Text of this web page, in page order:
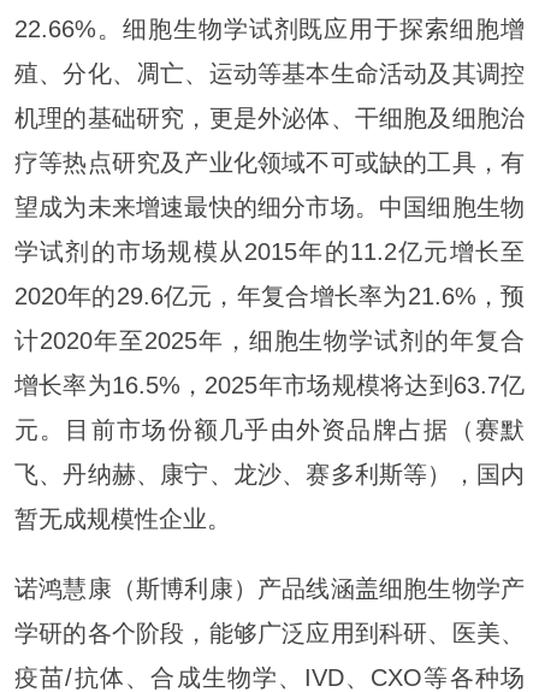
22.66%。细胞生物学试剂既应用于探索细胞增
殖、分化、凋亡、运动等基本生命活动及其调控
机理的基础研究，更是外泌体、干细胞及细胞治
疗等热点研究及产业化领域不可或缺的工具，有
望成为未来增速最快的细分市场。中国细胞生物
学试剂的市场规模从2015年的11.2亿元增长至
2020年的29.6亿元，年复合增长率为21.6%，预
计2020年至2025年，细胞生物学试剂的年复合
增长率为16.5%，2025年市场规模将达到63.7亿
元。目前市场份额几乎由外资品牌占据（赛默
飞、丹纳赫、康宁、龙沙、赛多利斯等），国内
暂无成规模性企业。
诺鸿慧康（斯博利康）产品线涵盖细胞生物学产
学研的各个阶段，能够广泛应用到科研、医美、
疫苗/抗体、合成生物学、IVD、CXO等各种场